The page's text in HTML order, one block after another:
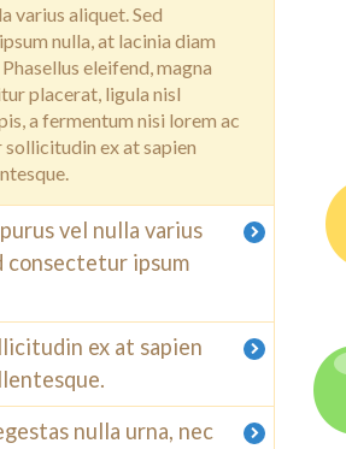
varius aliquet. Sed
nulla, at lacinia diam
eleifend, magna
placerat, ligula nisl
a fermentum nisi lorem ac
sollicitudin ex at sapien
vel nulla varius
consectetur ipsum
ex at sapien
nulla urna, nec